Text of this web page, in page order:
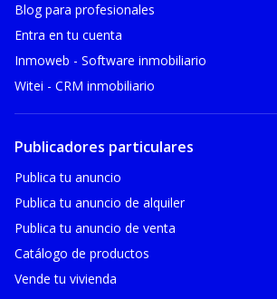
Blog para profesionales
Entra en tu cuenta
Inmoweb - Software inmobiliario
Witei - CRM inmobiliario
Publicadores particulares
Publica tu anuncio
Publica tu anuncio de alquiler
Publica tu anuncio de venta
Catálogo de productos
Vende tu vivienda